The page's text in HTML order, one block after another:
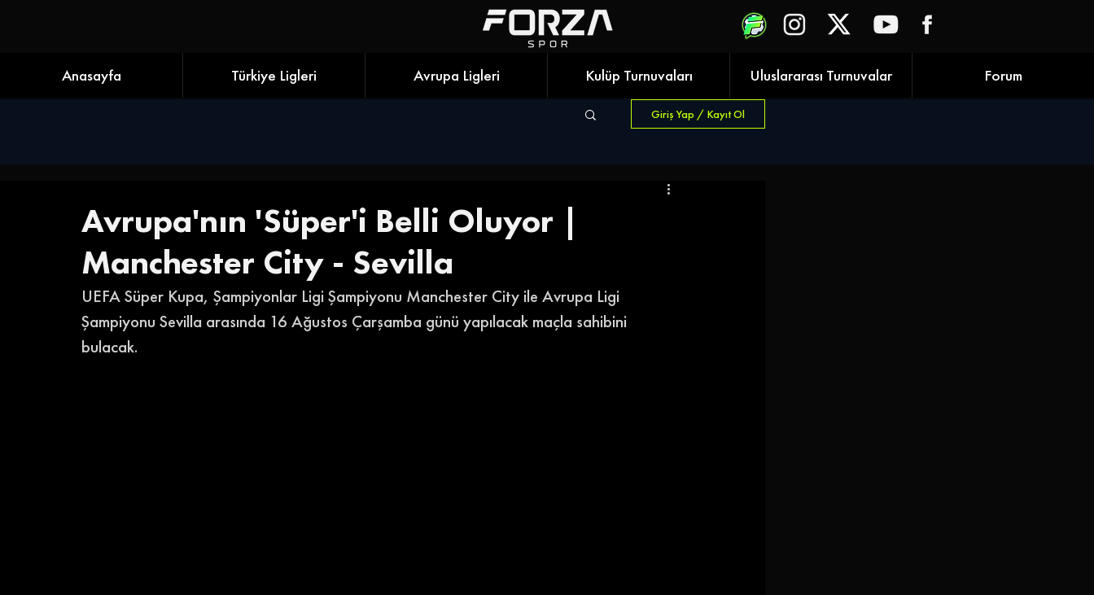
Anasayfa Türkiye Ligleri Avrupa Ligleri Kulüp Turnuvaları Uluslararası Turnuvalar Forum
Giriş Yap / Kayıt Ol
Avrupa'nın 'Süper'i Belli Oluyor |
Manchester City - Sevilla
UEFA Süper Kupa, Şampiyonlar Ligi Şampiyonu Manchester City ile Avrupa Ligi
Şampiyonu Sevilla arasında 16 Ağustos Çarşamba günü yapılacak maçla sahibini
bulacak.